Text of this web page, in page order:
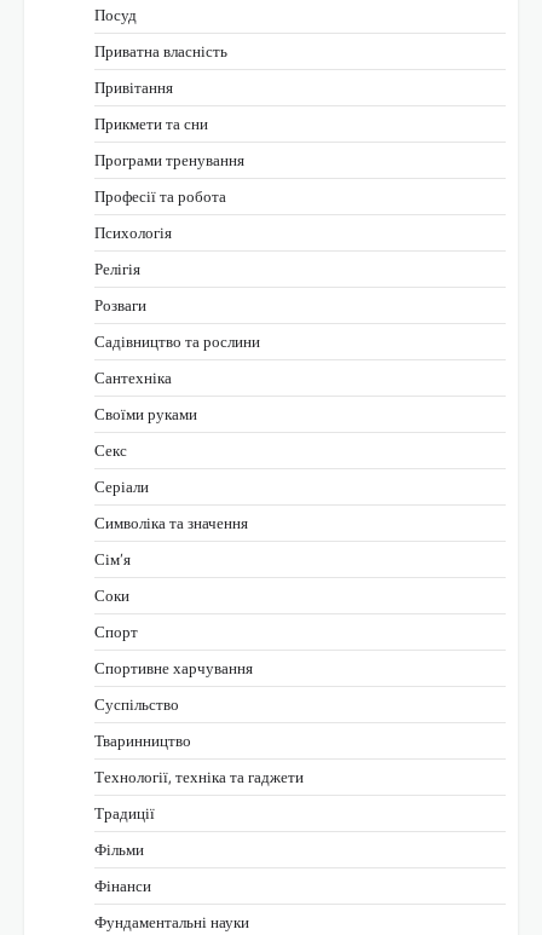
Посуд
Приватна власність
Привітання
Прикмети та сни
Програми тренування
Професії та робота
Психологія
Релігія
Розваги
Садівництво та рослини
Сантехніка
Своїми руками
Секс
Серіали
Символіка та значення
Сім’я
Соки
Спорт
Спортивне харчування
Суспільство
Тваринництво
Технології, техніка та гаджети
Традиції
Фільми
Фінанси
Фундаментальні науки